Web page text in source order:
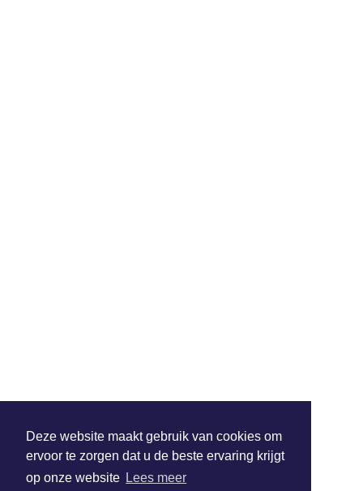
Deze website maakt gebruik van cookies om
ervoor te zorgen dat u de beste ervaring krijgt
op onze website Lees meer